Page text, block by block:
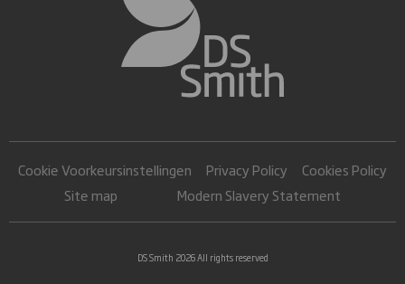
Cookie Voorkeursinstellingen Privacy Policy
Cookies Policy
Site map
Modern Slavery Statement
DS Smith 2026 All rights reserved